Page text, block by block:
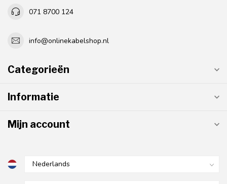
071 8700 124
info@onlinekabelshop.nl
Categorieën
Informatie
Mijn account